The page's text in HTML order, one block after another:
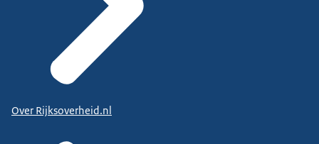
Over Rijksoverheid.nl